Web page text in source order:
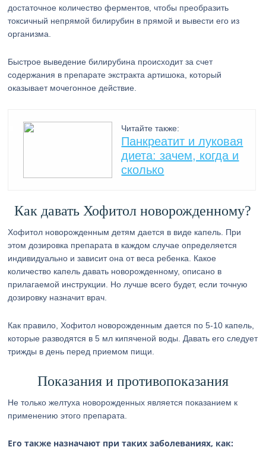
достаточное количество ферментов, чтобы преобразить
токсичный непрямой билирубин в прямой и вывести его из
организма.
Быстрое выведение билирубина происходит за счет
содержания в препарате экстракта артишока, который
оказывает мочегонное действие.
Читайте также:
Панкреатит и луковая
диета: зачем, когда и
сколько
Как давать Хофитол новорожденному?
Хофитол новорожденным детям дается в виде капель. При
этом дозировка препарата в каждом случае определяется
индивидуально и зависит она от веса ребенка. Какое
количество капель давать новорожденному, описано в
прилагаемой инструкции. Но лучше всего будет, если точную
дозировку назначит врач.
Как правило, Хофитол новорожденным дается по 5-10 капель,
которые разводятся в 5 мл кипяченой воды. Давать его следует
трижды в день перед приемом пищи.
Показания и противопоказания
Не только желтуха новорожденных является показанием к
применению этого препарата.
Его также назначают при таких заболеваниях, как: